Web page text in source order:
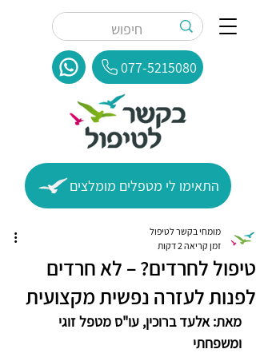
077-5215080
התאימו לי מטפלים מומלצים
טיפול לחרדים? – לא חרדים
לפנות לעזרה נפשית מקצועית
מומחי בקשר לטיפול
זמן קריאה 2 דקות
מאת: אלעד ברוכין, עו"ס מטפל זוגי
ומשפחתי